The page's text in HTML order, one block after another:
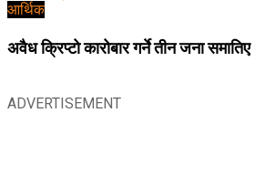
आर्थिक
अवैध क्रिप्टो कारोबार गर्ने तीन जना समातिए
ADVERTISEMENT